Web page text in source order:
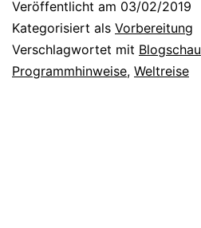
Veröffentlicht am 03/02/2019
Kategorisiert als Vorbereitung
Verschlagwortet mit Blogschau
Programmhinweise, Weltreise